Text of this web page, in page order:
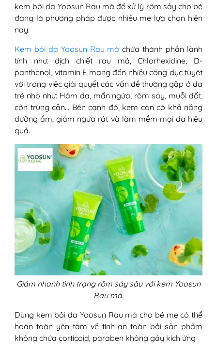
kem bôi da Yoosun Rau má để xử lý rôm sảy cho bé
đang là phương pháp được nhiều mẹ lựa chọn hiện
nay.
Kem bôi da Yoosun Rau má chứa thành phần lành
tính như: dịch chiết rau má, Chlorhexidine, D-
panthenol, vitamin E mang đến nhiều công dục tuyệt
vời trong việc giải quyết các vấn đề thường gặp ở da
trẻ nhỏ như: Hăm da, mẩn ngứa, rôm sảy, muỗi đốt,
côn trùng cắn… Bên cạnh đó, kem còn có khả năng
dưỡng ẩm, giảm ngứa rát và làm mềm mại da hiệu
quả.
Giảm nhanh tình trạng rôm sảy sâu với kem Yoosun
Rau má.
Dùng kem bôi da Yoosun Rau má cho bé mẹ có thể
hoàn toàn yên tâm về tính an toàn bởi sản phẩm
không chứa corticoid, paraben không gây kích ứng